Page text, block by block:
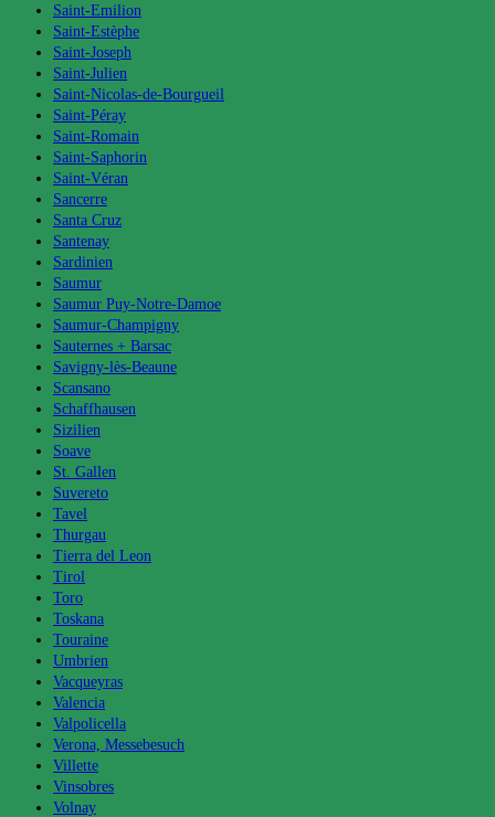
Saint-Emilion
Saint-Estèphe
Saint-Joseph
Saint-Julien
Saint-Nicolas-de-Bourgueil
Saint-Péray
Saint-Romain
Saint-Saphorin
Saint-Véran
Sancerre
Santa Cruz
Santenay
Sardinien
Saumur
Saumur Puy-Notre-Damoe
Saumur-Champigny
Sauternes + Barsac
Savigny-lès-Beaune
Scansano
Schaffhausen
Sizilien
Soave
St. Gallen
Suvereto
Tavel
Thurgau
Tierra del Leon
Tirol
Toro
Toskana
Touraine
Umbrien
Vacqueyras
Valencia
Valpolicella
Verona, Messebesuch
Villette
Vinsobres
Volnay